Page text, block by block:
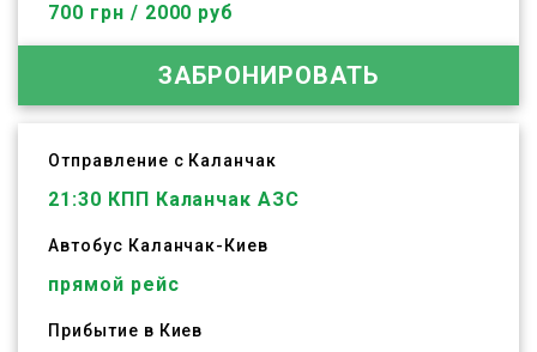
700 грн / 2000 руб
ЗАБРОНИРОВАТЬ
Отправление с Каланчак
21:30 КПП Каланчак АЗС
Автобус Каланчак- Киев
прямой рейс
Прибытие в Киев